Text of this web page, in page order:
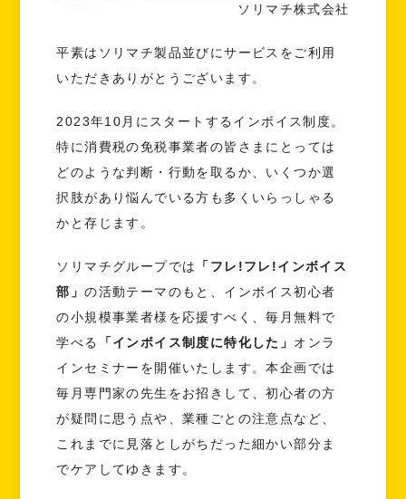
ソリマチ株式会社
平素はソリマチ製品並びにサービスをご利用
いただきありがとうございます。
2023年10月にスタートするインボイス制度。
特に消費税の免税事業者の皆さまにとっては
どのような判断・行動を取るか、いくつか選
択肢があり悩んでいる方も多くいらっしゃる
かと存じます。
ソリマチグループでは
「フレ!フレ!インボイス
部」の活動テーマのもと、インボイス初心者
の小規模事業者様を応援すべく、毎月無料で
学べる
「インボイス制度に特化した」 オンラ
インセミナーを開催いたします。本企画では
毎月専門家の先生をお招きして、初心者の方
が疑問に思う点や、業種ごとの注意点など、
これまでに見落としがちだった細かい部分ま
でケアしてゆきます。